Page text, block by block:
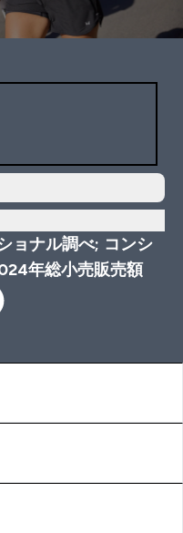
ョナル調べ; コンシ
年総小売販売額